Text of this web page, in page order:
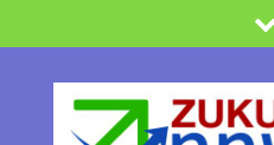
to
content